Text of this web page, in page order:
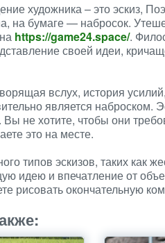
художника – это эскиз,
на бумаге — набросок.
https://game24.space/.
своей идеи,
вслух, история
является
не хотите, чтобы они
это на месте.
типов эскизов, таких как
идею и впечатление от
рисовать окончательную